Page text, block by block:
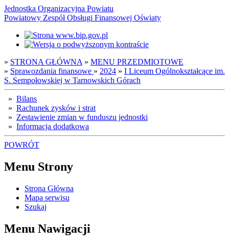
Jednostka Organizacyjna Powiatu
Powiatowy Zespół Obsługi Finansowej Oświaty
» STRONA GŁÓWNA » MENU PRZEDMIOTOWE
» Sprawozdania finansowe » 2024 » I Liceum Ogólnokształcące im.
S. Sempołowskiej w Tarnowskich Górach
» Bilans
» Rachunek zysków i strat
» Zestawienie zmian w funduszu jednostki
» Informacja dodatkowa
POWRÓT
Menu Strony
Strona Główna
Mapa serwisu
Szukaj
Menu Nawigacji